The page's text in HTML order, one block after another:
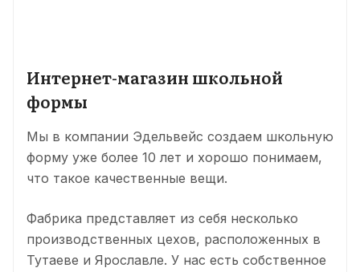
Интернет-магазин школьной
формы
Мы в компании Эдельвейс создаем школьную
форму уже более 10 лет и хорошо понимаем,
что такое качественные вещи.
Фабрика представляет из себя несколько
производственных цехов, расположенных в
Тутаеве и Ярославле. У нас есть собственное